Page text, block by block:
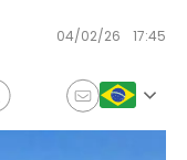
04/02/26 17:45